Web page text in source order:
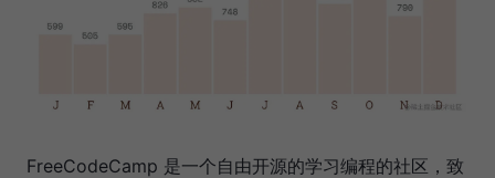
FreeCodeCamp 是一个自由开源的学习编程的社区，致